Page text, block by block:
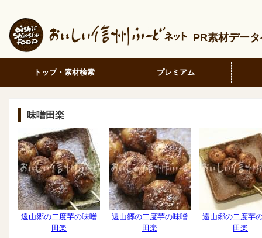
PR素材デー
トップ・素材検索 プレミアム
味噌田楽
遠山郷の二度芋の味噌
田楽
遠山郷の二度芋の味噌
田楽
遠山郷の二度芋
田楽